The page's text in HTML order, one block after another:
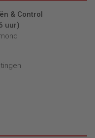
& Control
uur)